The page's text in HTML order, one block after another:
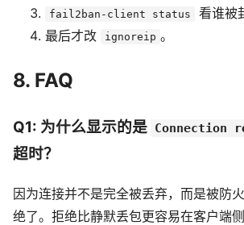
fail2ban-client status
看谁被
最后才改
ignoreip 。
8. FAQ
Q1: 为什么显示的是 Connection
超时？
因为连接并不是完全被丢弃，而是被防
绝了。拒绝比静默丢包更容易在客户端